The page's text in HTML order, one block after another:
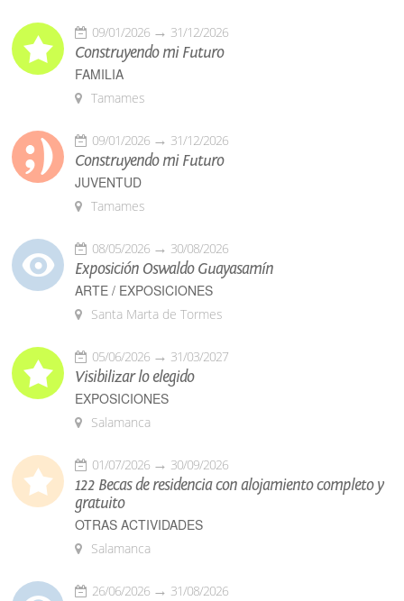
09/01/2026 31/12/2026
Construyendo mi Futuro
FAMILIA
Tamames
09/01/2026 31/12/2026
Construyendo mi Futuro
JUVENTUD
Tamames
08/05/2026 30/08/2026
Exposición Oswaldo Guayasamín
ARTE / EXPOSICIONES
Santa Marta de Tormes
05/06/2026 31/03/2027
Visibilizar lo elegido
EXPOSICIONES
Salamanca
01/07/2026 30/09/2026
122 Becas de residencia con alojamiento completo y
gratuito
OTRAS ACTIVIDADES
Salamanca
26/06/2026 31/08/2026